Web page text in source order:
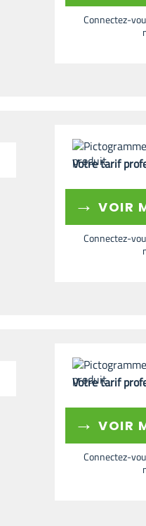
Connectez-
Votre tarif
→ VOIR
Connectez-
Votre tarif
→ VOIR
Connectez-